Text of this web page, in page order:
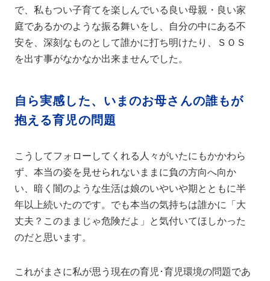
で、私もつい子育てを楽しんでいる良い母親・良い家
庭であるかのような振る舞いをし、自分の中にある不
安を、深刻なものとして誰かに打ち明けたり、ＳＯＳ
を出す事がなかなか出来ませんでした。
自ら実感した、いまのお母さんの誰もが
抱える育児の問題
こうしてフォローしてくれる人々がいたにもかかわら
ず、本当の姿を見せられないままに負の方向へ向か
い、暗く闇のような生活は娘のいやいや期とともに半
年以上続いたのです。でも本当の気持ちは誰かに「大
丈夫？このままじゃ危険だよ」と気付いてほしかった
のだと思います。
これがまさに私が思う現在の育児･育児環境の問題であ